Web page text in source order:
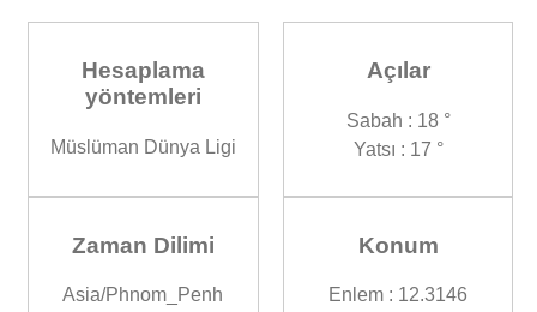
Hesaplama
yöntemleri
Müslüman Dünya Ligi
Açılar
Sabah : 18 °
Yatsı : 17 °
Zaman Dilimi
Asia/Phnom_Penh
Konum
Enlem : 12.3146